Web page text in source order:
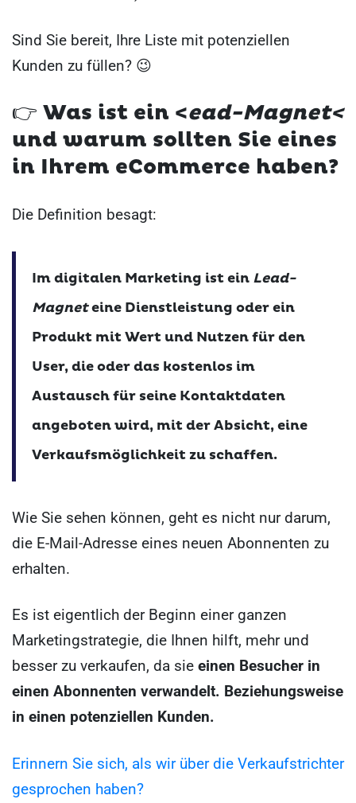
Sind Sie bereit, Ihre Liste mit potenziellen
Kunden zu füllen? 😉
👉 Was ist ein <ead-Magnet<
und warum sollten Sie eines
in Ihrem eCommerce haben?
Die Definition besagt:
Im digitalen Marketing ist ein Lead-
Magneteine Dienstleistung oder ein
Produkt mit Wert und Nutzen für den
User, die oder das kostenlos im
Austausch für seine Kontaktdaten
angeboten wird, mit der Absicht, eine
Verkaufsmöglichkeit zu schaffen.
Wie Sie sehen können, geht es nicht nur darum,
die E-Mail-Adresse eines neuen Abonnenten zu
erhalten.
Es ist eigentlich der Beginn einer ganzen
Marketingstrategie, die Ihnen hilft, mehr und
besser zu verkaufen, da sie einen Besucher in
einen Abonnenten verwandelt. Beziehungsweise
in einen potenziellen Kunden.
Erinnern Sie sich, als wir über die Verkaufstrichter
gesprochen haben?